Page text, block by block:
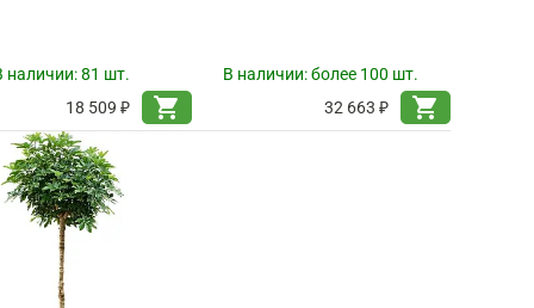
наличии:81 шт.
18 509 ₽
shopping_cart
В наличии:более 100 шт.
32 663 ₽
shopping_cart